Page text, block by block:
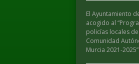
El Ayuntamiento
acogido al
policías locales
Comunidad
Murcia 2021-2025”